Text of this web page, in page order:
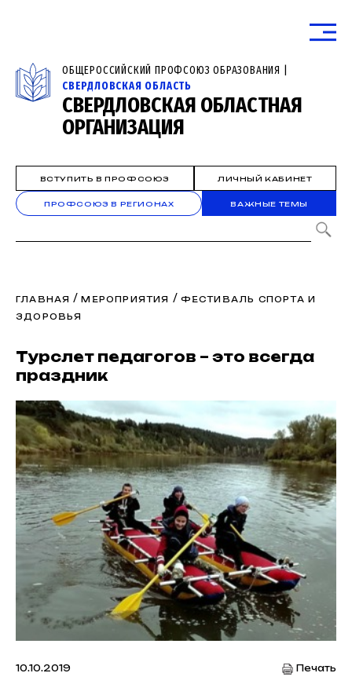
ОБЩЕРОССИЙСКИЙ ПРОФСОЮЗ ОБРАЗОВАНИЯ |
СВЕРДЛОВСКАЯ ОБЛАСТЬ
СВЕРДЛОВСКАЯ ОБЛАСТНАЯ
ОРГАНИЗАЦИЯ
ВСТУПИТЬ В ПРОФСОЮЗ ЛИЧНЫЙ КАБИНЕТ
ПРОФСОЮЗ В РЕГИОНАХ ВАЖНЫЕ ТЕМЫ
ГЛАВНАЯ /МЕРОПРИЯТИЯ / ФЕСТИВАЛЬ СПОРТА И
ЗДОРОВЬЯ
Турслет педагогов – это всегда
праздник
10.10.2019 Печать